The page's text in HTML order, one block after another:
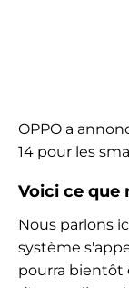
OPPO a
14 pour les
Voici ce que
Nous parlons
système
pourra bientôt